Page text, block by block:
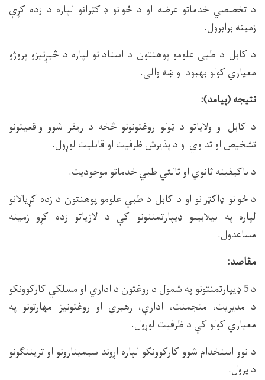
د تخصصي خدماتو عرضه او د ځوانو ډاکټرانو لپاره د زده کړې
زمینه برابرول.
د کابل د طبی علومو پوهنتون د استادانو لپاره د څیړنیزو پروژو
معیاري کولو بهبود او ښه والی.
نتیجه (پیامد):
د کابل او ولایاتو د ټولو روغتونونو څخه د ریفر شوو واقعیتونو
تشخیص او تداوي او د پذیرش ظرفیت او قابلیت لوړول.
د باکیفیته ثانوي او ثالثي طبي خدماتو موجودیت.
د ځوانو ډاکټرانو او د کابل د طبي علومو پوهنتون د زده کړیالانو
لپاره په بیلابیلو ډیپارتمنتونو کې د لازیاتو زده کړو زمینه
مساعدول.
مقاصد:
د 5 ډیپارتمنتونو په شمول د روغتون د اداري او مسلکي کارکوونکو
د مدیریت، منجمنت، ادارې، رهبرې او روغتونیز مهارتونو په
معیاري کولو کې د ظرفیت لوړول.
د نوو استخدام شوو کارکوونکو لپاره اړوند سیمینارونو او تریننګونو
دایرول.